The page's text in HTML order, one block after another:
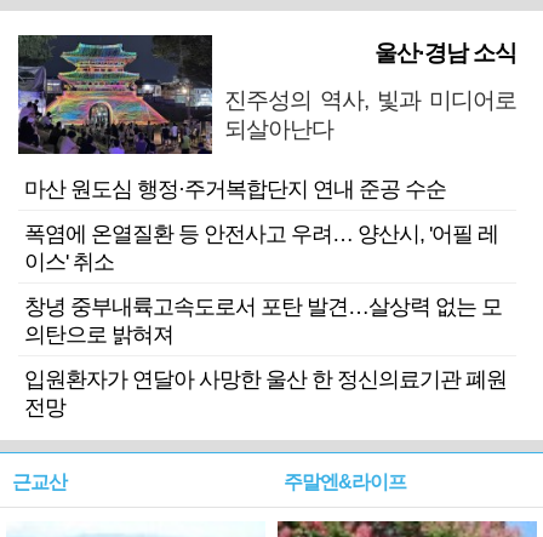
울산·경남 소식
진주성의 역사, 빛과 미디어로
되살아난다
마산 원도심 행정·주거복합단지 연내 준공 수순
폭염에 온열질환 등 안전사고 우려… 양산시, '어필 레
이스' 취소
창녕 중부내륙고속도로서 포탄 발견…살상력 없는 모
의탄으로 밝혀져
입원환자가 연달아 사망한 울산 한 정신의료기관 폐원
전망
근교산 주말엔&라이프